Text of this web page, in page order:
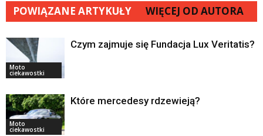
POWIĄZANE ARTYKUŁY WIĘCEJ OD AUTORA
Moto
ciekawostki
Czym zajmuje się Fundacja Lux Veritatis?
Moto
ciekawostki
Które mercedesy rdzewieją?